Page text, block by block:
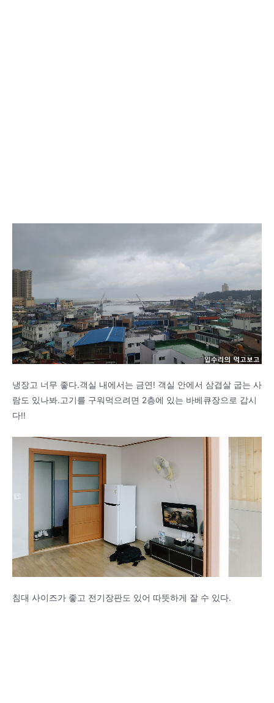
냉장고 너무 좋다.객실 내에서는 금연! 객실 안에서 삼겹살 굽는 사
람도 있나봐.고기를 구워먹으려면 2층에 있는 바베큐장으로 갑시
다!!
침대 사이즈가 좋고 전기장판도 있어 따뜻하게 잘 수 있다.